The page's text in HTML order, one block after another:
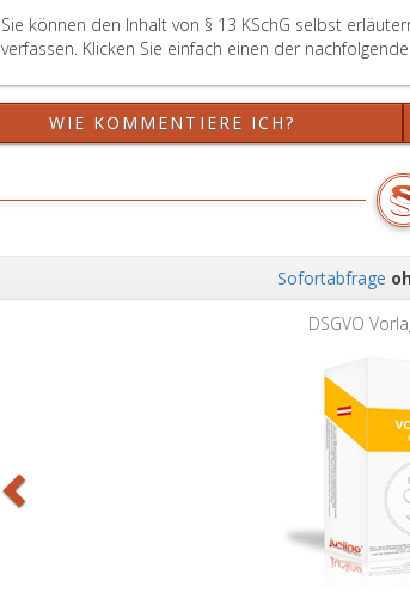
Sie können den Inhalt von § 13 KSchG selbst
verfassen. Klicken Sie einfach einen der
WIE KOMMENTIERE ICH?
Sofortabfrage
DSGVO